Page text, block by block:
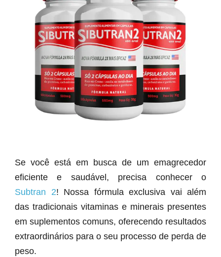
Se você está em busca de um emagrecedor
eficiente e saudável, precisa conhecer o
Subtran 2! Nossa fórmula exclusiva vai além
das tradicionais vitaminas e minerais presentes
em suplementos comuns, oferecendo resultados
extraordinários para o seu processo de perda de
peso.